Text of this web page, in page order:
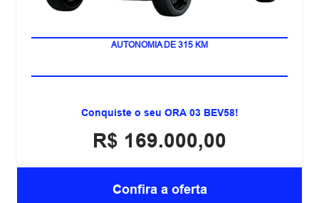
100% ELÉTRICO
Conquiste o seu ORA 03 BEV58!
R$ 169.000,00
Confira a oferta